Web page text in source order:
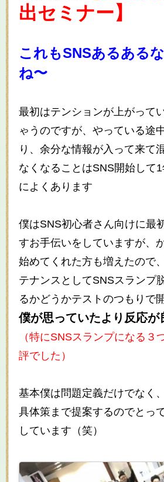
出セミナー】
これもSNSあるある
ね〜
最初はテンションが上がって
ゃうのですが、やっている途
り、余分な情報が入って来て
なくなることはSNS開始して
によくあります
僕はSNS初心者さん向けに最
すお手伝いをしていますが、
始めてくれた方も増えたので
テナンスとしてSNSスランプ
るかどうかテストのつもりで
僕が思っていたより反応が
（特にSNSスランプになる３
評でした）
基本僕は問題定義だけでなく
具体策まで提案するのでとっ
しています（笑）